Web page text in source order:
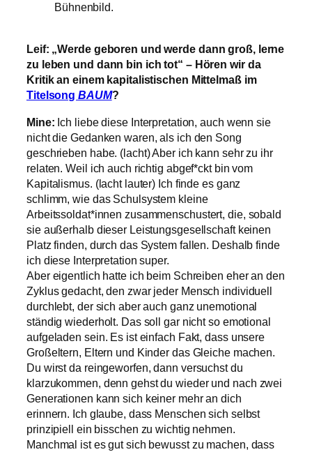
Bühnenbild.
Leif: „Werde geboren und werde dann groß, lerne
zu leben und dann bin ich tot“ – Hören wir da
Kritik an einem kapitalistischen Mittelmaß im
Titelsong BAUM?
Mine: Ich liebe diese Interpretation, auch wenn sie
nicht die Gedanken waren, als ich den Song
geschrieben habe. (lacht) Aber ich kann sehr zu ihr
relaten. Weil ich auch richtig abgef*ckt bin vom
Kapitalismus. (lacht lauter) Ich finde es ganz
schlimm, wie das Schulsystem kleine
Arbeitssoldat*innen zusammenschustert, die, sobald
sie außerhalb dieser Leistungsgesellschaft keinen
Platz finden, durch das System fallen. Deshalb finde
ich diese Interpretation super.
Aber eigentlich hatte ich beim Schreiben eher an den
Zyklus gedacht, den zwar jeder Mensch individuell
durchlebt, der sich aber auch ganz unemotional
ständig wiederholt. Das soll gar nicht so emotional
aufgeladen sein. Es ist einfach Fakt, dass unsere
Großeltern, Eltern und Kinder das Gleiche machen.
Du wirst da reingeworfen, dann versuchst du
klarzukommen, denn gehst du wieder und nach zwei
Generationen kann sich keiner mehr an dich
erinnern. Ich glaube, dass Menschen sich selbst
prinzipiell ein bisschen zu wichtig nehmen.
Manchmal ist es gut sich bewusst zu machen, dass